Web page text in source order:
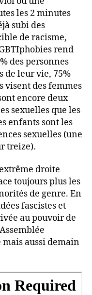
les 2 minutes
subi des
de racisme,
rend
des personnes
de leur vie, 75%
visent des femmes
encore deux
sexuelles que les
enfants sont les
sexuelles (une
treize).
droite
toujours plus les
de genre. En
fascistes et
au pouvoir de
aussi demain